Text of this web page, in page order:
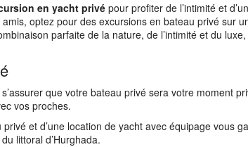
en yacht privépour profiter de l’intimité et
optez pour des excursions en bateau privé sur
parfaite de la nature, de l’intimité et du
que votre bateau privé sera votre moment
vos proches.
et d’une location de yacht avec équipage vous
littoral d’Hurghada.